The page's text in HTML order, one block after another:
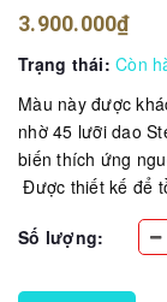
3.900.000₫
Trạng thái: Còn
Màu này được
nhờ 45 lưỡi dao
biến thích ứng
Được thiết kế để
Số lượng: